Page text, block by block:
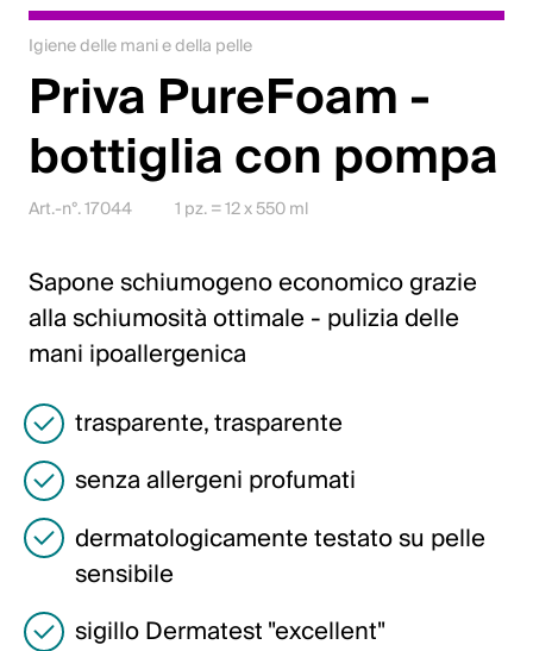
Webshop
Italiano (Svizzera)
Seleziona un Paese e una lingua
Deutsch
Français
English
Austria
Deutsch
Igiene delle mani e della pelle
Priva PureFoam -
bottiglia con pompa
Art.-n°. 17044 1 pz. = 12 x 550 ml
Sapone schiumogeno economico grazie
alla schiumosità ottimale - pulizia delle
mani ipoallergenica
trasparente, trasparente
senza allergeni profumati
dermatologicamente testato su pelle
sensibile
sigillo Dermatest "excellent"